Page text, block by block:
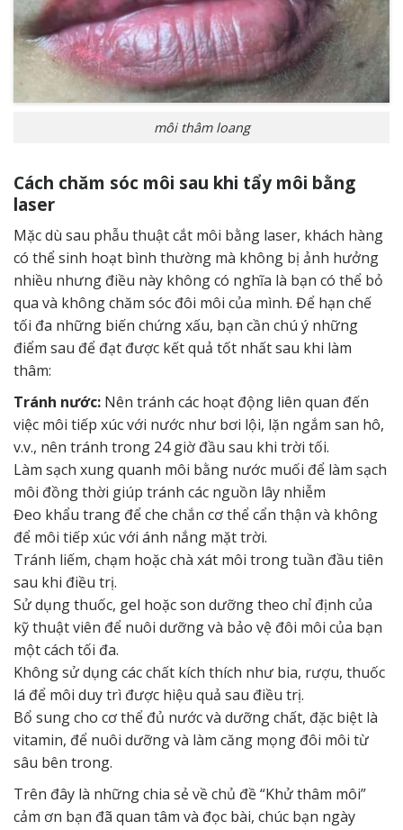
môi thâm loang
Cách chăm sóc môi sau khi tẩy môi bằng
laser
Mặc dù sau phẫu thuật cắt môi bằng laser, khách hàng
có thể sinh hoạt bình thường mà không bị ảnh hưởng
nhiều nhưng điều này không có nghĩa là bạn có thể bỏ
qua và không chăm sóc đôi môi của mình. Để hạn chế
tối đa những biến chứng xấu, bạn cần chú ý những
điểm sau để đạt được kết quả tốt nhất sau khi làm
thâm:
Tránh nước: Nên tránh các hoạt động liên quan đến
việc môi tiếp xúc với nước như bơi lội, lặn ngắm san hô,
v.v., nên tránh trong 24 giờ đầu sau khi trời tối.
Làm sạch xung quanh môi bằng nước muối để làm sạch
môi đồng thời giúp tránh các nguồn lây nhiễm
Đeo khẩu trang để che chắn cơ thể cẩn thận và không
để môi tiếp xúc với ánh nắng mặt trời.
Tránh liếm, chạm hoặc chà xát môi trong tuần đầu tiên
sau khi điều trị.
Sử dụng thuốc, gel hoặc son dưỡng theo chỉ định của
kỹ thuật viên để nuôi dưỡng và bảo vệ đôi môi của bạn
một cách tối đa.
Không sử dụng các chất kích thích như bia, rượu, thuốc
lá để môi duy trì được hiệu quả sau điều trị.
Bổ sung cho cơ thể đủ nước và dưỡng chất, đặc biệt là
vitamin, để nuôi dưỡng và làm căng mọng đôi môi từ
sâu bên trong.
Trên đây là những chia sẻ về chủ đề “Khử thâm môi”
cảm ơn bạn đã quan tâm và đọc bài, chúc bạn ngày